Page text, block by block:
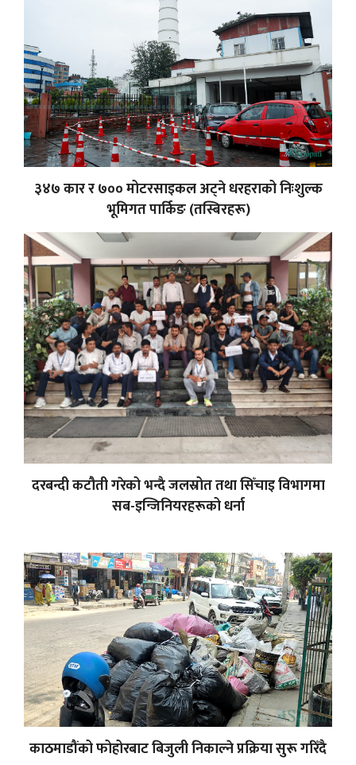
३४७ कार र ७०० मोटरसाइकल अट्ने धरहराको निःशुल्क
भूमिगत पार्किङ (तस्बिरहरू)
दरबन्दी कटौती गरेको भन्दै जलस्रोत तथा सिँचाइ विभागमा
सब-इन्जिनियरहरूको धर्ना
काठमाडौंको फोहोरबाट बिजुली निकाल्ने प्रक्रिया सुरू गरिँदै